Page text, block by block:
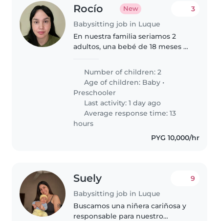
Rocío New
Babysitting job in Luque
3
En nuestra familia seriamos 2
adultos, una bebé de 18 meses y
Number of children: 2
Age of children: Baby •
Preschooler
Last activity: 1 day ago
Average response time: 13
hours
PYG 10,000/hr
Suely
Babysitting job in Luque
9
Buscamos una niñera cariñosa y
responsable para nuestro